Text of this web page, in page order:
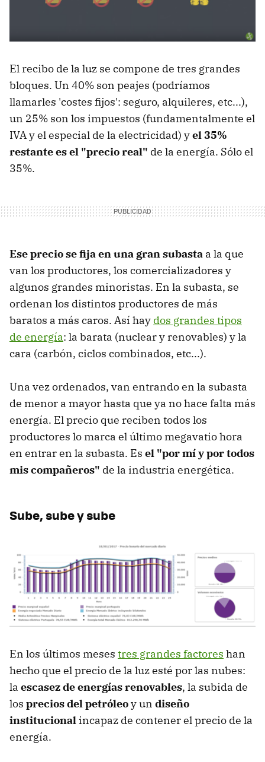
El recibo de la luz se compone de tres grandes
bloques. Un 40% son peajes (podríamos
llamarles 'costes fijos': seguro, alquileres, etc...),
un 25% son los impuestos (fundamentalmente el
IVA y el especial de la electricidad) yel 35%
restante es el "precio real" de la energía. Sólo el
35%.
Ese precio se fija en una gran subasta a la que
van los productores, los comercializadores y
algunos grandes minoristas. En la subasta, se
ordenan los distintos productores de más
baratos a más caros. Así hay dos grandes tipos
de energía: la barata (nuclear y renovables) y la
cara (carbón, ciclos combinados, etc...).
Una vez ordenados, van entrando en la subasta
de menor a mayor hasta que ya no hace falta más
energía. El precio que reciben todos los
productores lo marca el último megavatio hora
en entrar en la subasta. Es el "por mí y por todos
mis compañeros" de la industria energética.
Sube, sube y sube
En los últimos meses tres grandes factores han
hecho que el precio de la luz esté por las nubes:
la escasez de energías renovables, la subida de
los precios del petróleoy un diseño
institucional incapaz de contener el precio de la
energía.